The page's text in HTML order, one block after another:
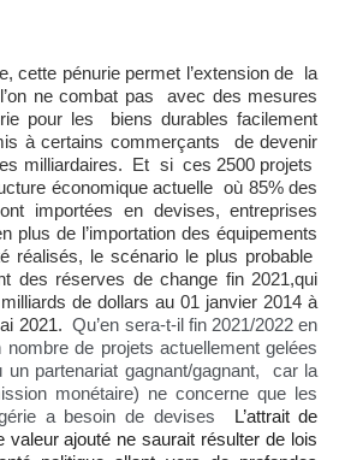
cette pénurie permet l’extension de la
ne combat pas avec des mesures
pour les biens durables facilement
à certains commerçants de devenir
milliardaires. Et si ces 2500 projets
économique actuelle où 85% des
importées en devises, entreprises
plus de l’importation des équipements
réalisés, le scénario le plus probable
des réserves de change fin 2021,qui
de dollars au 01 janvier 2014 à
2021. Qu’en sera-t-il fin 2021/2022 en
de projets actuellement gelées
un partenariat gagnant/gagnant, car la
monétaire) ne concerne que les
a besoin de devises L’attrait de
valeur ajouté ne saurait résulter de lois